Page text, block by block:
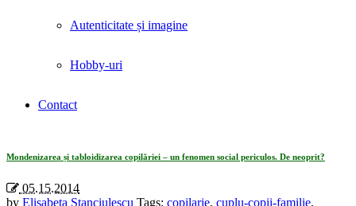
Autenticitate și imagine
Hobby-uri
Contact
Mondenizarea și tabloidizarea copilăriei – un fenomen social periculos. De neoprit?
05.15.2014
by Elisabeta Stanciulescu Tags: copilarie, cuplu-copii-familie,